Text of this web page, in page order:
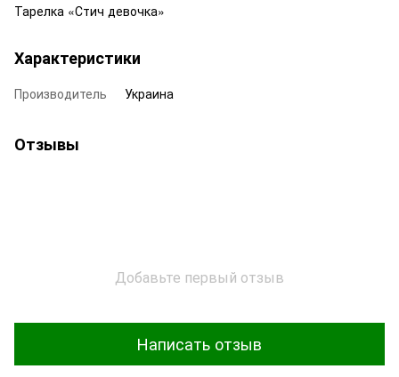
Тарелка «Стич девочка»
Характеристики
Производитель Украина
Отзывы
Добавьте первый отзыв
Написать отзыв